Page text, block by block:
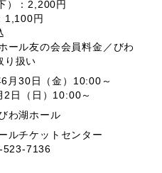
）：2,200円
1,100円
ール友の会会員料金／びわ
り扱い
月30日（金）10:00～
日（日）10:00～
わ湖ホール
ルチケットセンター
523-7136